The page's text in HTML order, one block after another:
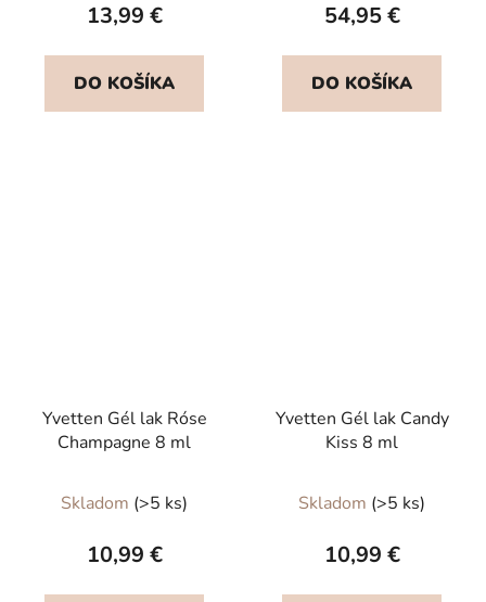
13,99 €
DO KOŠÍKA
54,95 €
DO KOŠÍKA
Yvetten Gél lak Róse
Champagne 8 ml
Skladom (>5 ks)
10,99 €
Yvetten Gél lak Candy
Kiss 8 ml
Skladom (>5 ks)
10,99 €